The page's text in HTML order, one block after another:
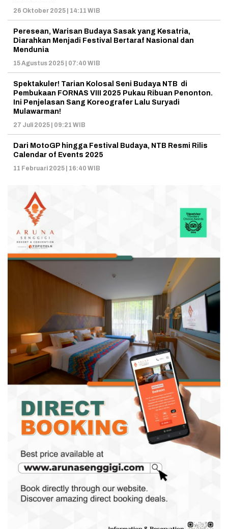
26 Oktober 2025 | 14:11 WIB
Peresean, Warisan Budaya Sasak yang Kesatria,
Diarahkan Menjadi Festival Bertaraf Nasional dan
Mendunia
15 Agustus 2025 | 07:40 WIB
Spektakuler! Tarian Kolosal Seni Budaya NTB di
Pembukaan FORNAS VIII 2025 Pukau Ribuan Penonton.
Ini Penjelasan Sang Koreografer Lalu Suryadi
Mulawarman!
27 Juli 2025 | 09:21 WIB
Dari MotoGP hingga Festival Budaya, NTB Resmi Rilis
Calendar of Events 2025
11 Februari 2025 | 16:40 WIB